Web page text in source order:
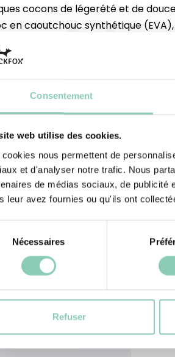
Consentement
web utilise des cookies.
cookies nous permettent de
et d'analyser notre trafic. Nous
de médias sociaux, de
leur avez fournies ou qu'ils ont
Nécessaires
Refuser
cocons de légerété et de
en caoutchouc synthétique
polyester épaisse et
ils s'adaptent parfaitement à
addicts ! Idéals pour sortir au jardin
profiter de votre intérieur... sans
qui ?